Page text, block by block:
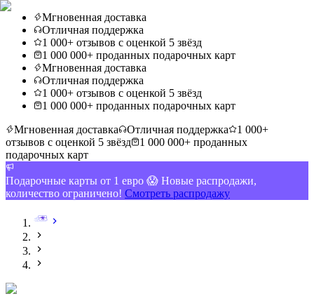
Мгновенная доставка
Отличная поддержка
1 000+ отзывов с оценкой 5 звёзд
1 000 000+ проданных подарочных карт
Мгновенная доставка
Отличная поддержка
1 000+ отзывов с оценкой 5 звёзд
1 000 000+ проданных подарочных карт
Мгновенная доставка
Отличная поддержка
1 000+
отзывов с оценкой 5 звёзд
1 000 000+ проданных
подарочных карт
Подарочные карты от 1 евро 😱 Новые распродажи,
количество ограничено! Смотреть распродажу